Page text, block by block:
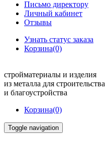
Письмо директору
Личный кабинет
Отзывы
Узнать статус заказа
Корзина(0)
стройматериалы и изделия
из металла для строительства
и благоустройства
Корзина(0)
Toggle navigation